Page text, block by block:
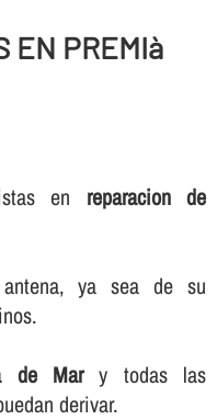
EN PREMIà
en reparacion de
ya sea de su
de Mary todas las
derivar.